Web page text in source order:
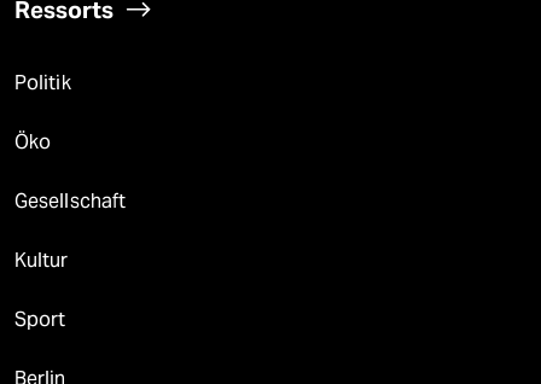
Ressorts
Politik
Öko
Gesellschaft
Kultur
Sport
Berlin